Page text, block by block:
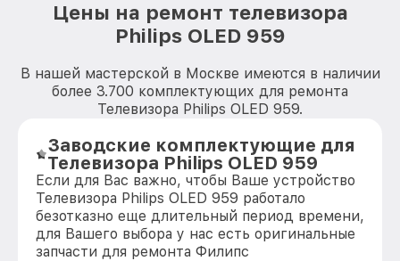
Цены на ремонт телевизора
Philips OLED 959
В нашей мастерской в Москве имеются в наличии
более 3.700 комплектующих для ремонта
Телевизора Philips OLED 959.
Заводские комплектующие для
Телевизора Philips OLED 959
Если для Вас важно, чтобы Ваше устройство
Телевизора Philips OLED 959 работало
безотказно еще длительный период времени,
для Вашего выбора у нас есть оригинальные
запчасти для ремонта Филипс